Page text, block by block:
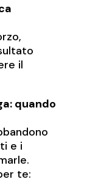
il
quando
e i
te: